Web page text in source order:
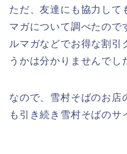
ただ、友達にも協力して
マガについて調べたので
ルマガなどでお得な割引
うかは分かりませんでし
なので、雪村そばのお店
も引き続き雪村そばのサ